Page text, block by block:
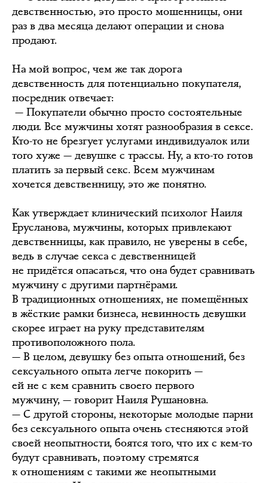
девственностью, это просто мошенницы, они
раз в два месяца делают операции и снова
продают.
На мой вопрос, чем же так дорога
девственность для потенциально покупателя,
посредник отвечает:
— Покупатели обычно просто состоятельные
люди. Все мужчины хотят разнообразия в сексе.
Кто-то не брезгует услугами индивидуалок или
того хуже — девушке с трассы. Ну, а кто-то готов
платить за первый секс. Всем мужчинам
хочется девственницу, это же понятно.
Как утверждает клинический психолог Наиля
Ерусланова, мужчины, которых привлекают
девственницы, как правило, не уверены в себе,
ведь в случае секса с девственницей
не придётся опасаться, что она будет сравнивать
мужчину с другими партнёрами.
В традиционных отношениях, не помещённых
в жёсткие рамки бизнеса, невинность девушки
скорее играет на руку представителям
противоположного пола.
— В целом, девушку без опыта отношений, без
сексуального опыта легче покорить —
ей не с кем сравнить своего первого
мужчину, — говорит Наиля Рушановна.
— С другой стороны, некоторые молодые парни
без сексуального опыта очень стесняются этой
своей неопытности, боятся того, что их с кем-то
будут сравнивать, поэтому стремятся
к отношениям с такими же неопытными